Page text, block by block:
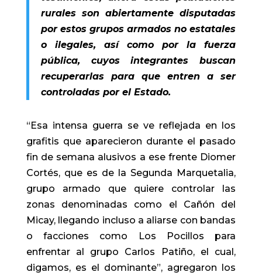
rurales son abiertamente disputadas
por estos grupos armados no estatales
o ilegales, así como por la fuerza
pública, cuyos integrantes buscan
recuperarlas para que entren a ser
controladas por el Estado.
“Esa intensa guerra se ve reflejada en los
grafitis que aparecieron durante el pasado
fin de semana alusivos a ese frente Diomer
Cortés, que es de la Segunda Marquetalia,
grupo armado que quiere controlar las
zonas denominadas como el Cañón del
Micay, llegando incluso a aliarse con bandas
o facciones como Los Pocillos para
enfrentar al grupo Carlos Patiño, el cual,
digamos, es el dominante”, agregaron los